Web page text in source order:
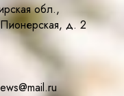
обл.,
д. 2